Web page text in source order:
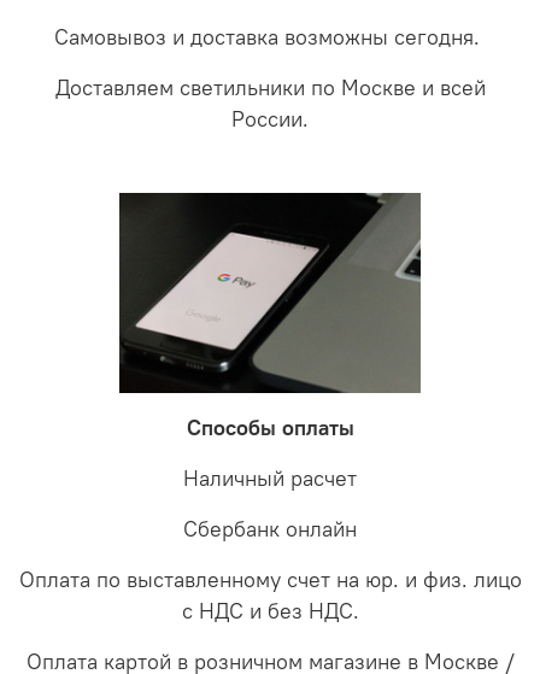
Самовывоз и доставка возможны сегодня.
Доставляем светильники по Москве и всей
России.
Способы оплаты
Наличный расчет
Сбербанк онлайн
Оплата по выставленному счет на юр. и физ. лицо
с НДС и без НДС.
Оплата картой в розничном магазине в Москве /